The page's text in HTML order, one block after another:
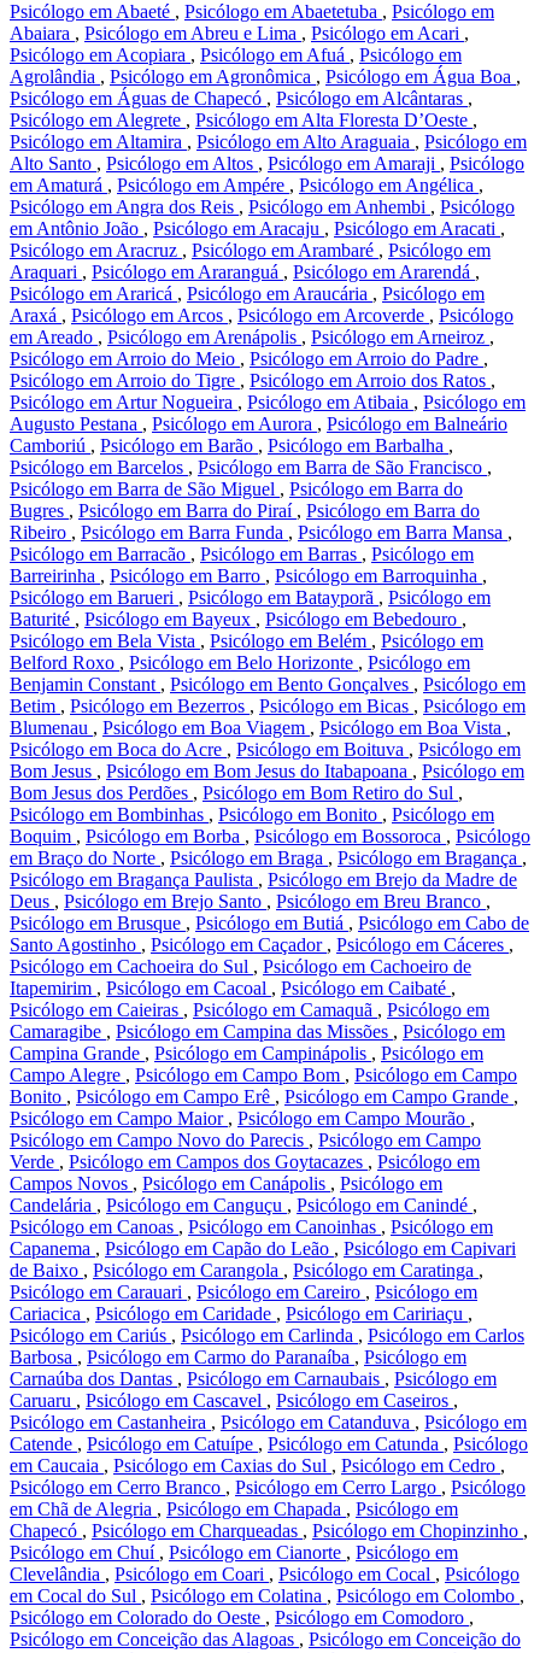
Psicólogo em Abaeté , Psicólogo em Abaetetuba , Psicólogo em
Abaiara , Psicólogo em Abreu e Lima , Psicólogo em Acari ,
Psicólogo em Acopiara , Psicólogo em Afuá , Psicólogo em
Agrolândia , Psicólogo em Agronômica , Psicólogo em Água Boa ,
Psicólogo em Águas de Chapecó , Psicólogo em Alcântaras ,
Psicólogo em Alegrete , Psicólogo em Alta Floresta D’Oeste ,
Psicólogo em Altamira , Psicólogo em Alto Araguaia , Psicólogo em
Alto Santo , Psicólogo em Altos , Psicólogo em Amaraji , Psicólogo
em Amaturá , Psicólogo em Ampére , Psicólogo em Angélica ,
Psicólogo em Angra dos Reis , Psicólogo em Anhembi , Psicólogo
em Antônio João , Psicólogo em Aracaju , Psicólogo em Aracati ,
Psicólogo em Aracruz , Psicólogo em Arambaré , Psicólogo em
Araquari , Psicólogo em Araranguá , Psicólogo em Ararendá ,
Psicólogo em Araricá , Psicólogo em Araucária , Psicólogo em
Araxá , Psicólogo em Arcos , Psicólogo em Arcoverde , Psicólogo
em Areado , Psicólogo em Arenápolis , Psicólogo em Arneiroz ,
Psicólogo em Arroio do Meio , Psicólogo em Arroio do Padre ,
Psicólogo em Arroio do Tigre , Psicólogo em Arroio dos Ratos ,
Psicólogo em Artur Nogueira , Psicólogo em Atibaia , Psicólogo em
Augusto Pestana , Psicólogo em Aurora , Psicólogo em Balneário
Camboriú , Psicólogo em Barão , Psicólogo em Barbalha ,
Psicólogo em Barcelos , Psicólogo em Barra de São Francisco ,
Psicólogo em Barra de São Miguel , Psicólogo em Barra do
Bugres , Psicólogo em Barra do Piraí , Psicólogo em Barra do
Ribeiro , Psicólogo em Barra Funda , Psicólogo em Barra Mansa ,
Psicólogo em Barracão , Psicólogo em Barras , Psicólogo em
Barreirinha , Psicólogo em Barro , Psicólogo em Barroquinha ,
Psicólogo em Barueri , Psicólogo em Batayporã , Psicólogo em
Baturité , Psicólogo em Bayeux , Psicólogo em Bebedouro ,
Psicólogo em Bela Vista , Psicólogo em Belém , Psicólogo em
Belford Roxo , Psicólogo em Belo Horizonte , Psicólogo em
Benjamin Constant , Psicólogo em Bento Gonçalves , Psicólogo em
Betim , Psicólogo em Bezerros , Psicólogo em Bicas , Psicólogo em
Blumenau , Psicólogo em Boa Viagem , Psicólogo em Boa Vista ,
Psicólogo em Boca do Acre , Psicólogo em Boituva , Psicólogo em
Bom Jesus , Psicólogo em Bom Jesus do Itabapoana , Psicólogo em
Bom Jesus dos Perdões , Psicólogo em Bom Retiro do Sul ,
Psicólogo em Bombinhas , Psicólogo em Bonito , Psicólogo em
Boquim , Psicólogo em Borba , Psicólogo em Bossoroca , Psicólogo
em Braço do Norte , Psicólogo em Braga , Psicólogo em Bragança ,
Psicólogo em Bragança Paulista , Psicólogo em Brejo da Madre de
Deus , Psicólogo em Brejo Santo , Psicólogo em Breu Branco ,
Psicólogo em Brusque , Psicólogo em Butiá , Psicólogo em Cabo de
Santo Agostinho , Psicólogo em Caçador , Psicólogo em Cáceres ,
Psicólogo em Cachoeira do Sul , Psicólogo em Cachoeiro de
Itapemirim , Psicólogo em Cacoal , Psicólogo em Caibaté ,
Psicólogo em Caieiras , Psicólogo em Camaquã , Psicólogo em
Camaragibe , Psicólogo em Campina das Missões , Psicólogo em
Campina Grande , Psicólogo em Campinápolis , Psicólogo em
Campo Alegre , Psicólogo em Campo Bom , Psicólogo em Campo
Bonito , Psicólogo em Campo Erê , Psicólogo em Campo Grande ,
Psicólogo em Campo Maior , Psicólogo em Campo Mourão ,
Psicólogo em Campo Novo do Parecis , Psicólogo em Campo
Verde , Psicólogo em Campos dos Goytacazes , Psicólogo em
Campos Novos , Psicólogo em Canápolis , Psicólogo em
Candelária , Psicólogo em Canguçu , Psicólogo em Canindé ,
Psicólogo em Canoas , Psicólogo em Canoinhas , Psicólogo em
Capanema , Psicólogo em Capão do Leão , Psicólogo em Capivari
de Baixo , Psicólogo em Carangola , Psicólogo em Caratinga ,
Psicólogo em Carauari , Psicólogo em Careiro , Psicólogo em
Cariacica , Psicólogo em Caridade , Psicólogo em Caririaçu ,
Psicólogo em Cariús , Psicólogo em Carlinda , Psicólogo em Carlos
Barbosa , Psicólogo em Carmo do Paranaíba , Psicólogo em
Carnaúba dos Dantas , Psicólogo em Carnaubais , Psicólogo em
Caruaru , Psicólogo em Cascavel , Psicólogo em Caseiros ,
Psicólogo em Castanheira , Psicólogo em Catanduva , Psicólogo em
Catende , Psicólogo em Catuípe , Psicólogo em Catunda , Psicólogo
em Caucaia , Psicólogo em Caxias do Sul , Psicólogo em Cedro ,
Psicólogo em Cerro Branco , Psicólogo em Cerro Largo , Psicólogo
em Chã de Alegria , Psicólogo em Chapada , Psicólogo em
Chapecó , Psicólogo em Charqueadas , Psicólogo em Chopinzinho ,
Psicólogo em Chuí , Psicólogo em Cianorte , Psicólogo em
Clevelândia , Psicólogo em Coari , Psicólogo em Cocal , Psicólogo
em Cocal do Sul , Psicólogo em Colatina , Psicólogo em Colombo ,
Psicólogo em Colorado do Oeste , Psicólogo em Comodoro ,
Psicólogo em Conceição das Alagoas , Psicólogo em Conceição do